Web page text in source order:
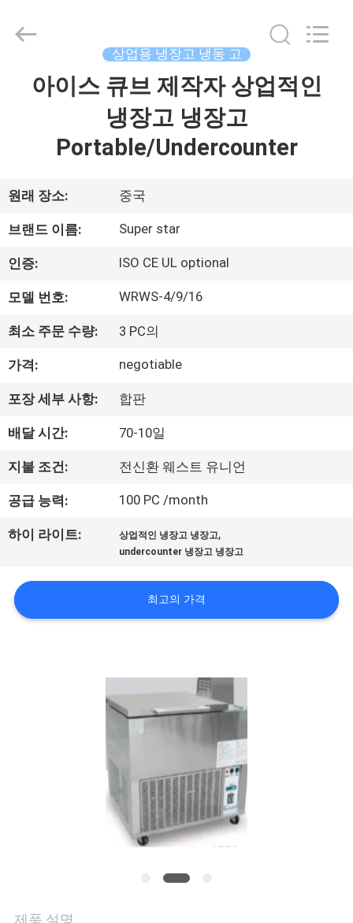
화
면
리
에
대
하
여
공
여
행
2026
equipments
상업용 냉장고 냉동 고
아이스 큐브 제작자 상업적인
냉장고 냉장고
Portable/Undercounter
원래 장소: 중국
브랜드 이름: Super star
인증: ISO CE UL optional
모델 번호: WRWS-4/9/16
최소 주문 수량: 3 PC의
가격: negotiable
포장 세부 사항: 합판
배달 시간: 70-10일
지불 조건: 전신환 웨스트 유니언
공급 능력: 100 PC /month
하이 라이트: 상업적인 냉장고 냉장고,
undercounter 냉장고 냉장고
최고의 가격